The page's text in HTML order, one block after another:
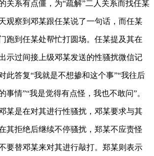
关系有点僵，为“疏解”二人关系而找任某
观察到邓某跟任某说了一句话，而任某
跑到任某处帮忙打圆场。任某提及其在
示过间接上级邓某发送的性骚扰微信记
此答复“我就是不想掺和这个事”“我往后
事情”“我是觉得有点怪，我也不敢问”。
某是在对其进行性骚扰，邓某要求与其
其拒绝后继续不停骚扰，郑某不应责怪
要替邓某来对其进行敲打。郑某则表示